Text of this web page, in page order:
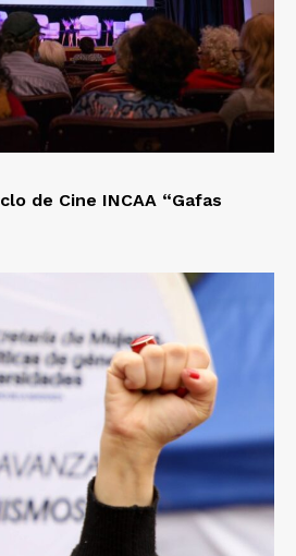
de Cine INCAA “Gafas